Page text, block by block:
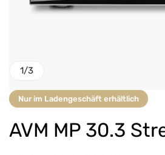
1/3
Nur im Ladengeschäft erhältlich
AVM MP 30.3